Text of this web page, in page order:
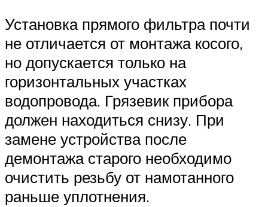
Установка прямого фильтра почти
не отличается от монтажа косого,
но допускается только на
горизонтальных участках
водопровода. Грязевик прибора
должен находиться снизу. При
замене устройства после
демонтажа старого необходимо
очистить резьбу от намотанного
раньше уплотнения.